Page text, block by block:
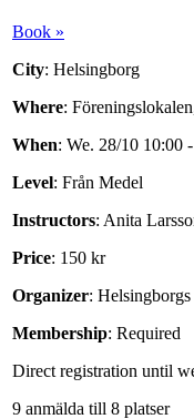
Book »
City: Helsingborg
Where:
When: We. 28/10 10:00
Level: Från Medel
Instructors: Anita
Price: 150 kr
Organizer:
Membership: Required
Direct registration until
9 anmälda till 8 platser